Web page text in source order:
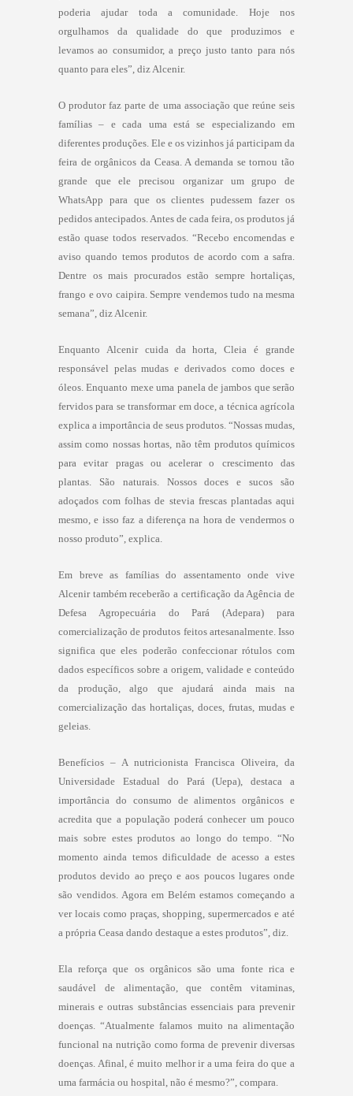
poderia ajudar toda a comunidade. Hoje nos
orgulhamos da qualidade do que produzimos e
levamos ao consumidor, a preço justo tanto para nós
quanto para eles”, diz Alcenir.
O produtor faz parte de uma associação que reúne seis
famílias – e cada uma está se especializando em
diferentes produções. Ele e os vizinhos já participam da
feira de orgânicos da Ceasa. A demanda se tornou tão
grande que ele precisou organizar um grupo de
WhatsApp para que os clientes pudessem fazer os
pedidos antecipados. Antes de cada feira, os produtos já
estão quase todos reservados. “Recebo encomendas e
aviso quando temos produtos de acordo com a safra.
Dentre os mais procurados estão sempre hortaliças,
frango e ovo caipira. Sempre vendemos tudo na mesma
semana”, diz Alcenir.
Enquanto Alcenir cuida da horta, Cleia é grande
responsável pelas mudas e derivados como doces e
óleos. Enquanto mexe uma panela de jambos que serão
fervidos para se transformar em doce, a técnica agrícola
explica a importância de seus produtos. “Nossas mudas,
assim como nossas hortas, não têm produtos químicos
para evitar pragas ou acelerar o crescimento das
plantas. São naturais. Nossos doces e sucos são
adoçados com folhas de stevia frescas plantadas aqui
mesmo, e isso faz a diferença na hora de vendermos o
nosso produto”, explica.
Em breve as famílias do assentamento onde vive
Alcenir também receberão a certificação da Agência de
Defesa Agropecuária do Pará (Adepara) para
comercialização de produtos feitos artesanalmente. Isso
significa que eles poderão confeccionar rótulos com
dados específicos sobre a origem, validade e conteúdo
da produção, algo que ajudará ainda mais na
comercialização das hortaliças, doces, frutas, mudas e
geleias.
Benefícios – A nutricionista Francisca Oliveira, da
Universidade Estadual do Pará (Uepa), destaca a
importância do consumo de alimentos orgânicos e
acredita que a população poderá conhecer um pouco
mais sobre estes produtos ao longo do tempo. “No
momento ainda temos dificuldade de acesso a estes
produtos devido ao preço e aos poucos lugares onde
são vendidos. Agora em Belém estamos começando a
ver locais como praças, shopping, supermercados e até
a própria Ceasa dando destaque a estes produtos”, diz.
Ela reforça que os orgânicos são uma fonte rica e
saudável de alimentação, que contêm vitaminas,
minerais e outras substâncias essenciais para prevenir
doenças. “Atualmente falamos muito na alimentação
funcional na nutrição como forma de prevenir diversas
doenças. Afinal, é muito melhor ir a uma feira do que a
uma farmácia ou hospital, não é mesmo?”, compara.